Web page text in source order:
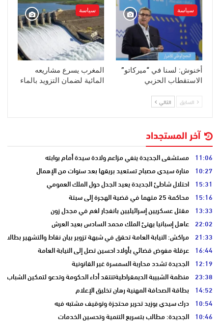
سياسة
أخنوش: لسنا في “ميركاتو”
الاستقطاب الحزبي
سياسة
المغرب يسرع مشاريعه
المائية لضمان التزويد بالماء
السابق التالي
آخر المستجداد
11:06 مستشفى الجديدة ينفي مزاعم ولادة سيدة أمام بوابته
10:27 منارة سيدي مصباح تستعيد بريقها بعد سنوات من الإهمال
15:31 احتلال شاطئ الجديدة يعيد الجدل حول الملك العمومي
15:16 محاكمة 25 متهما في قضية الهجرة إلى سبتة
13:33 مقتل عسكريين إسرائيليين بانفجار لغم في مجدل زون
22:02 عاهل إسبانيا يهنئ الملك محمد السادس بعيد العرش
21:33 مراكش: النيابة العامة تحقق في شبهة تزوير بيان نقاط والتشهير بطالب
16:44 عرقلة مفوض قضائي بأولاد احسين تصل إلى النيابة العامة
12:19 الجديدة تشدد محاربة السمسرة غير القانونية
23:38 منظمة الشبيبة الديمقراطيةتنتقد أداء الحكومة وتدعو لتمكين الشباب
14:52 بطاقة الصحافة المهنية رهان تخليق الإعلام
10:54 درك سيدي بوزيد تحرير محتجزة وتوقيف مشتبه فيه
10:46 الجديدة: مطالب بتسريع التنمية وتحسين الخدمات